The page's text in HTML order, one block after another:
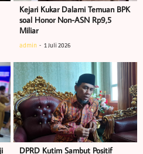
Kejari Kukar Dalami Temuan BPK
soal Honor Non-ASN Rp9,5
Miliar
admin 1 Juli 2026
DPRD Kutim Sambut Positif